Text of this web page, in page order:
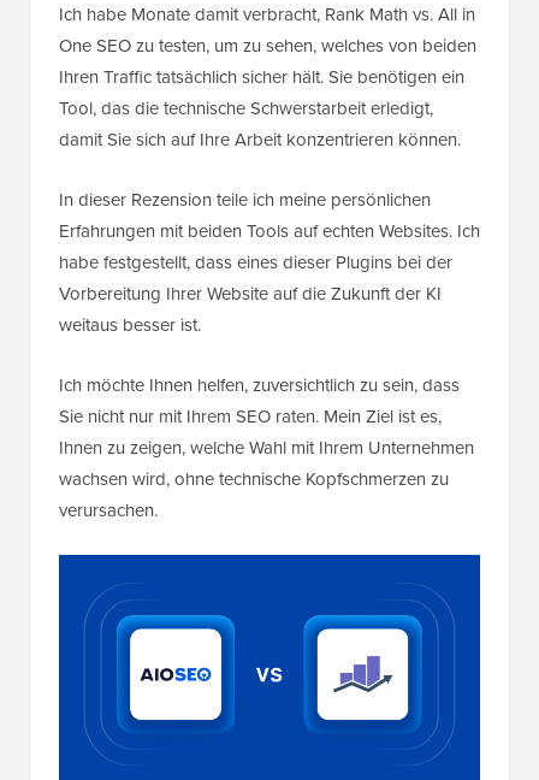
Ich habe Monate damit verbracht, Rank Math vs. All in
One SEO zu testen, um zu sehen, welches von beiden
Ihren Traffic tatsächlich sicher hält. Sie benötigen ein
Tool, das die technische Schwerstarbeit erledigt,
damit Sie sich auf Ihre Arbeit konzentrieren können.
In dieser Rezension teile ich meine persönlichen
Erfahrungen mit beiden Tools auf echten Websites. Ich
habe festgestellt, dass eines dieser Plugins bei der
Vorbereitung Ihrer Website auf die Zukunft der KI
weitaus besser ist.
Ich möchte Ihnen helfen, zuversichtlich zu sein, dass
Sie nicht nur mit Ihrem SEO raten. Mein Ziel ist es,
Ihnen zu zeigen, welche Wahl mit Ihrem Unternehmen
wachsen wird, ohne technische Kopfschmerzen zu
verursachen.